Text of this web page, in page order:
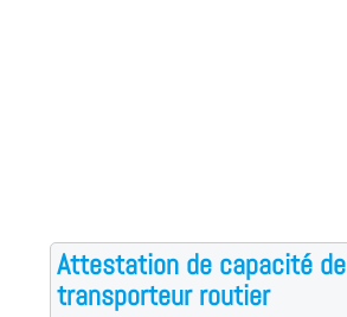
Attestation de capacité de
transporteur routier